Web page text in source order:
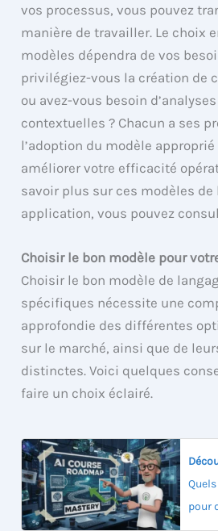
vos processus, vous pouvez
manière de travailler. Le choix
modèles dépendra de vos
privilégiez-vous la création de
ou avez-vous besoin
contextuelles ? Chacun a ses
l’adoption du modèle
améliorer votre efficacité
savoir plus sur ces modèles de
application, vous pouvez
Choisir le bon modèle pour
Choisir le bon modèle de
spécifiques nécessite une
approfondie des différentes
sur le marché, ainsi que de
distinctes. Voici quelques
faire un choix éclairé.
pour